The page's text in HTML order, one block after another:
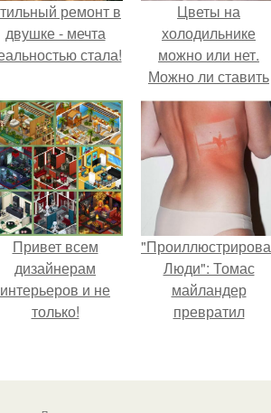
ремонт в
двушке - мечта
стала!
Цветы на
холодильнике
можно или нет.
Можно ли ставить
цветы на
холодильник?
Привет всем
дизайнерам
интерьеров и не
только!
Люди": Томас
майландер
превратил